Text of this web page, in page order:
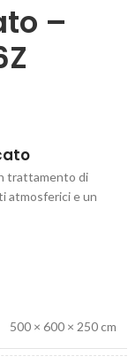
–
trattamento di
atmosferici e un
500 × 600 × 250 cm